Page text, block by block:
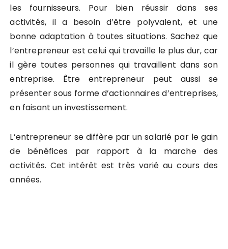
les fournisseurs. Pour bien réussir dans ses
activités, il a besoin d’être polyvalent, et une
bonne adaptation à toutes situations. Sachez que
l’entrepreneur est celui qui travaille le plus dur, car
il gère toutes personnes qui travaillent dans son
entreprise. Être entrepreneur peut aussi se
présenter sous forme d’actionnaires d’entreprises,
en faisant un investissement.
L’entrepreneur se diffère par un salarié par le gain
de bénéfices par rapport à la marche des
activités. Cet intérêt est très varié au cours des
années.